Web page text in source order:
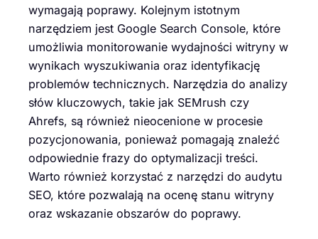
wymagają poprawy. Kolejnym istotnym
narzędziem jest Google Search Console, które
umożliwia monitorowanie wydajności witryny w
wynikach wyszukiwania oraz identyfikację
problemów technicznych. Narzędzia do analizy
słów kluczowych, takie jak SEMrush czy
Ahrefs, są również nieocenione w procesie
pozycjonowania, ponieważ pomagają znaleźć
odpowiednie frazy do optymalizacji treści.
Warto również korzystać z narzędzi do audytu
SEO, które pozwalają na ocenę stanu witryny
oraz wskazanie obszarów do poprawy.